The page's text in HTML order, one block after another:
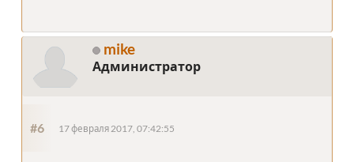
mike
Администратор
#6 17 февраля 2017, 07:42:55